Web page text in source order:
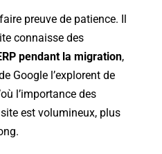
preuve de patience. Il
connaisse des
pendant la migration,
Google l’explorent de
l’importance des
est volumineux, plus